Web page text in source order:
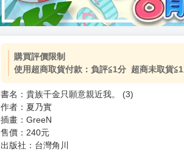
加價購 ( 共
(加購品) 買動漫★《$15元-加